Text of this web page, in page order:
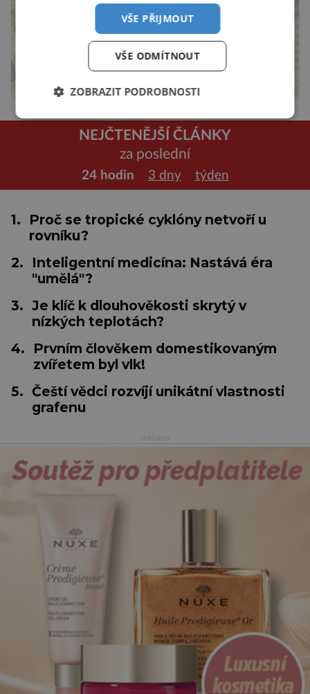
NEJČTENĚJŠÍ ČLÁNKY
za poslední
24 hodin 3 dny týden
1.
Proč se tropické cyklóny netvoří u
rovníku?
2.
Inteligentní medicína: Nastává éra
"umělá"?
3. Je klíč k dlouhověkosti skrytý v
nízkých teplotách?
4.
Prvním člověkem domestikovaným
zvířetem byl vlk!
5. Čeští vědci rozvíjí unikátní vlastnosti
grafenu
VŠE PŘIJMOUT
VŠE ODMÍTNOUT
ZOBRAZIT PODROBNOSTI